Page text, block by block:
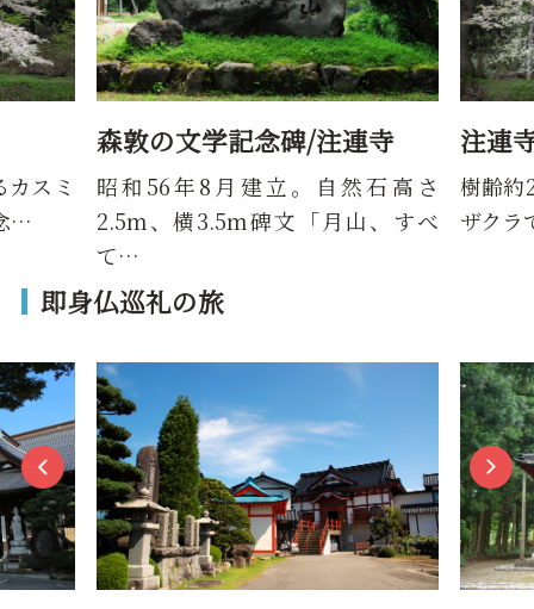
高さ
すべ
注連寺七五三掛桜
樹齢約200年と言われているカスミ
ザクラで、鶴岡市の天然記念…
森敦
昭和
2.5m
即身仏巡礼の旅